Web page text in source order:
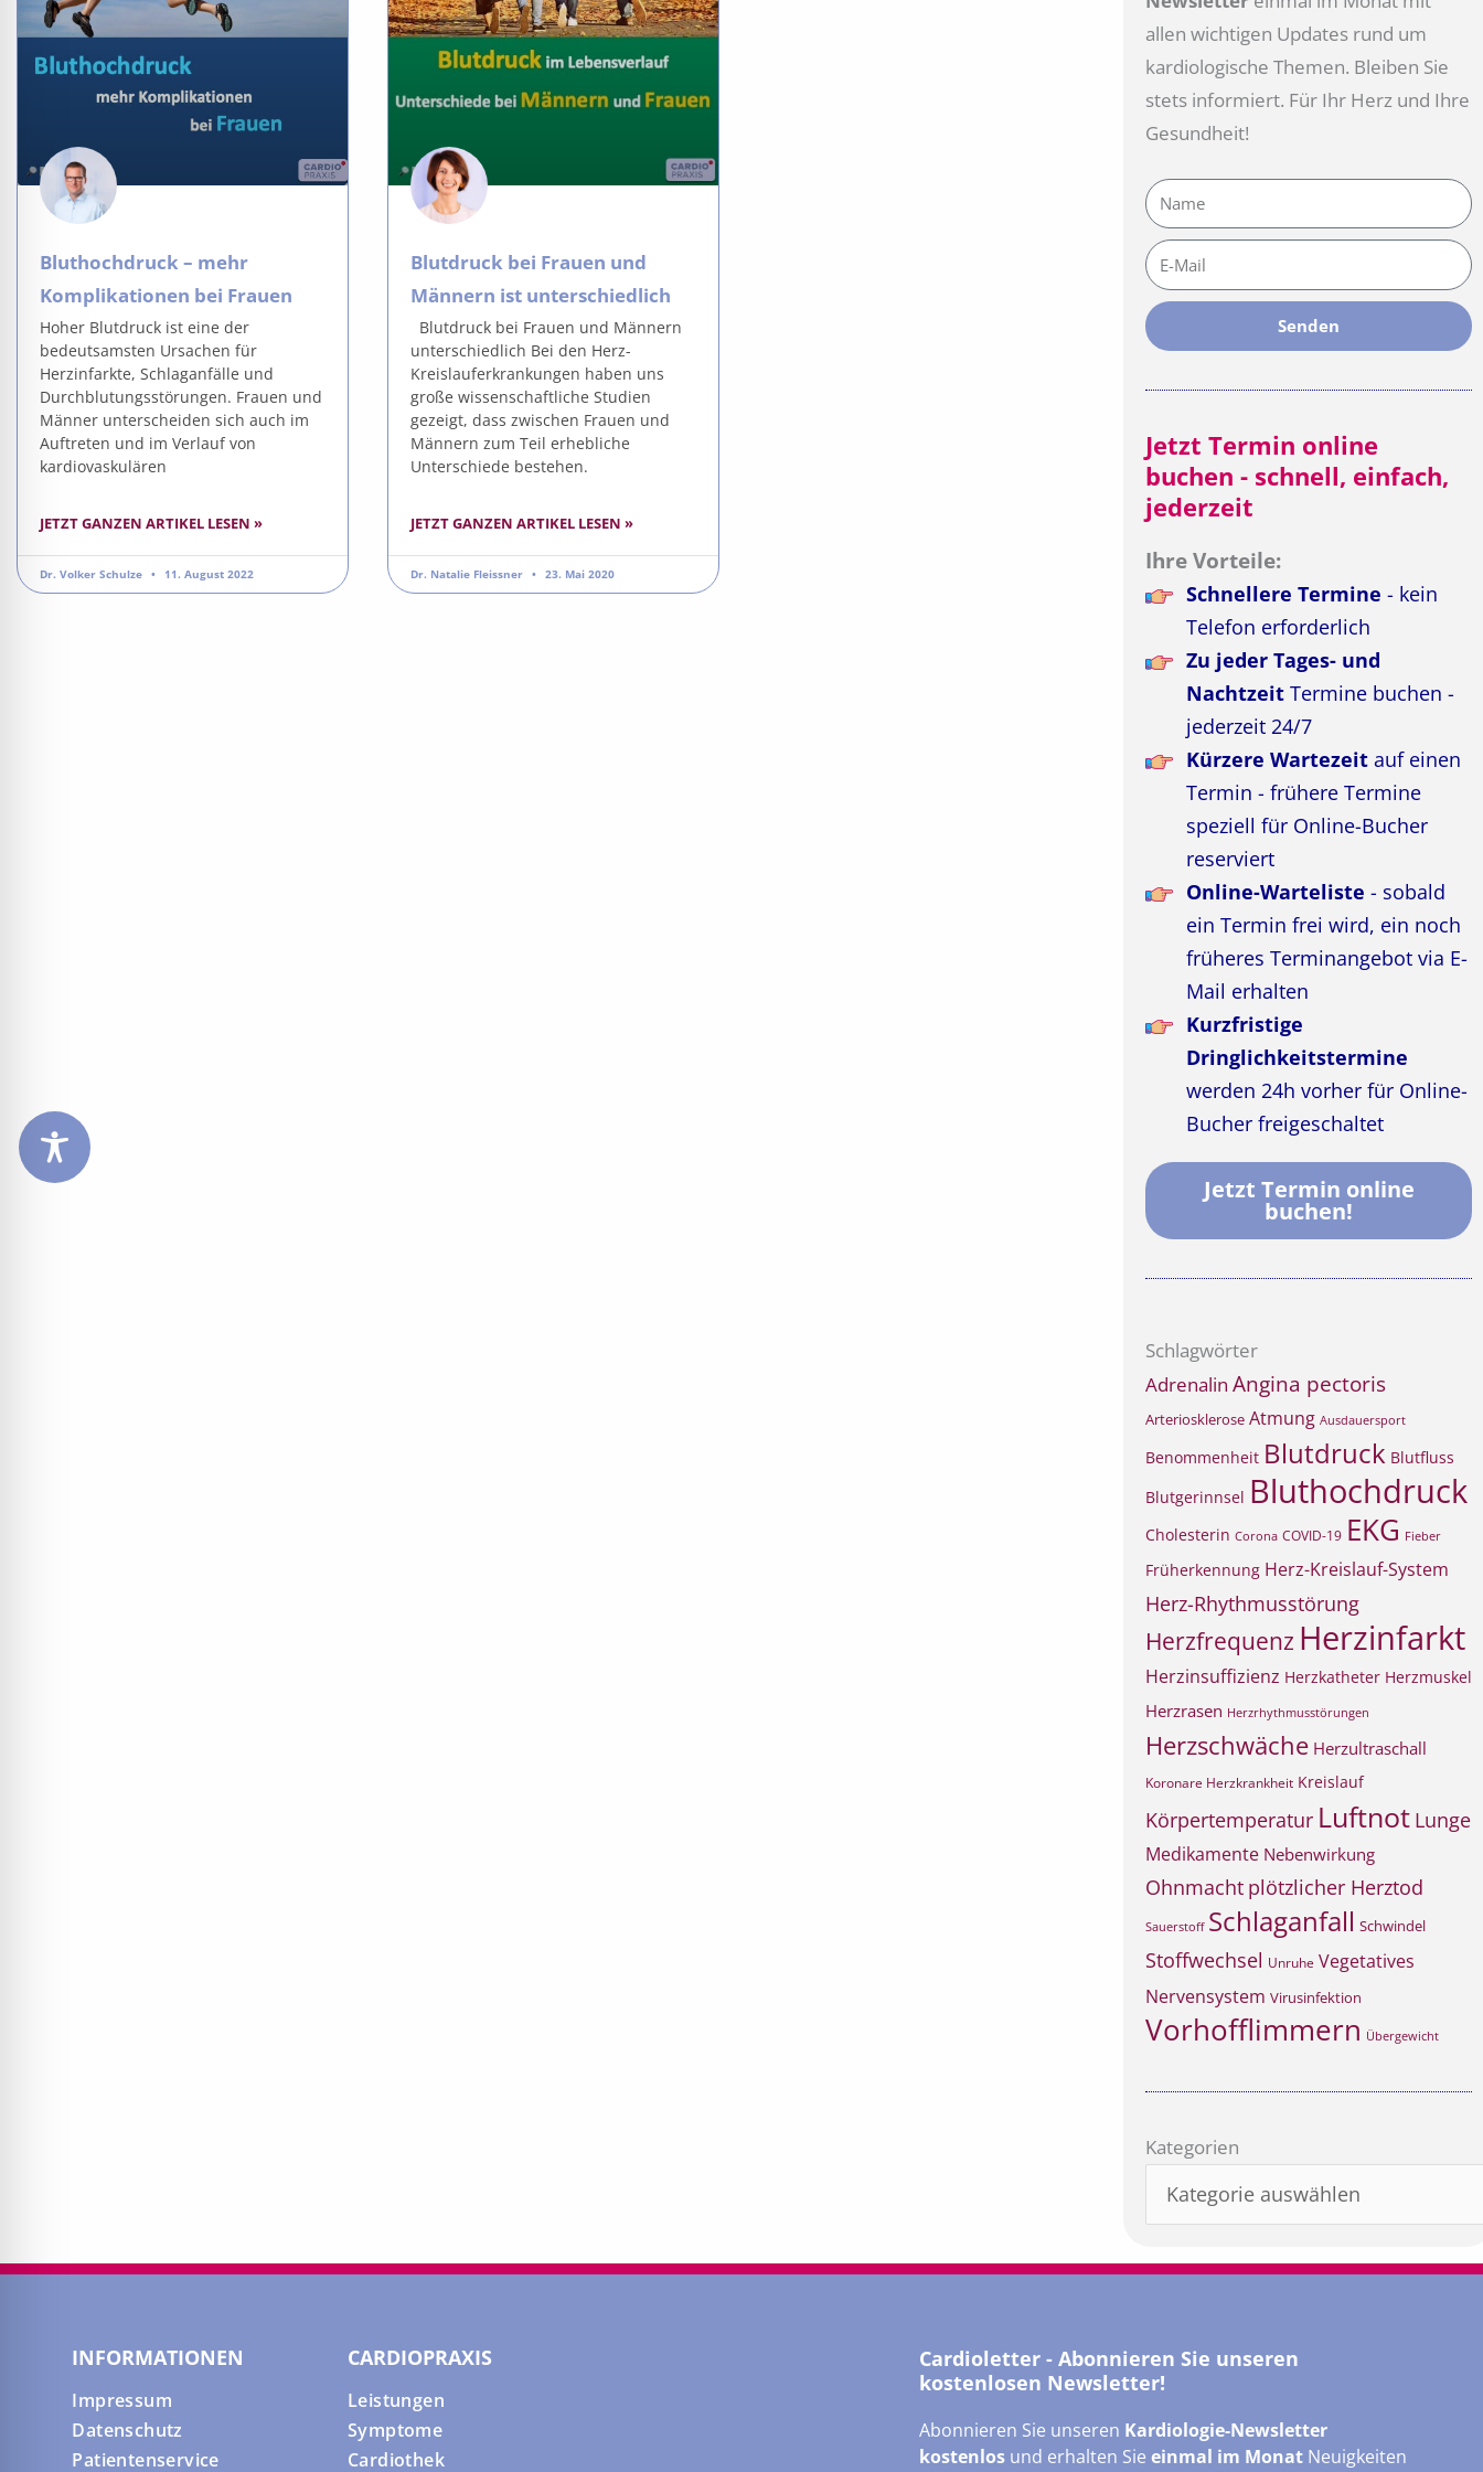
Bluthochdruck – mehr
Komplikationen bei Frauen
Hoher Blutdruck ist eine der
bedeutsamsten Ursachen für
Herzinfarkte, Schlaganfälle und
Durchblutungsstörungen. Frauen und
Männer unterscheiden sich auch im
Auftreten und im Verlauf von
kardiovaskulären
JETZT GANZEN ARTIKEL LESEN »
Dr. Volker Schulze 11. August 2022
Blutdruck bei Frauen und
Männern ist unterschiedlich
Blutdruck bei Frauen und Männern
unterschiedlich Bei den Herz-
Kreislauferkrankungen haben uns
große wissenschaftliche Studien
gezeigt, dass zwischen Frauen und
Männern zum Teil erhebliche
Unterschiede bestehen.
JETZT GANZEN ARTIKEL LESEN »
Dr. Natalie Fleissner 23. Mai 2020
allen wichtigen Updates rund um
kardiologische Themen. Bleiben Sie
stets informiert. Für Ihr Herz und Ihre
Gesundheit!
Name
E-
Mail
Senden
Jetzt Termin online
buchen - schnell, einfach,
jederzeit
Ihre Vorteile:
Schnellere Termine - kein
Telefon erforderlich
Zu jeder Tages- und
NachtzeitTermine buchen -
jederzeit 24/7
Kürzere Wartezeitauf einen
Termin - frühere Termine
speziell für Online-Bucher
reserviert
Online-Warteliste - sobald
ein Termin frei wird, ein noch
früheres Terminangebot via E-
Mail erhalten
Kurzfristige
Dringlichkeitstermine
werden 24h vorher für Online-
Bucher freigeschaltet
Jetzt Termin online
buchen!
Schlagwörter
Adrenalin Angina pectoris
Arteriosklerose Atmung Ausdauersport
Benommenheit Blutdruck Blutfluss
Blutgerinnsel Bluthochdruck
Cholesterin Corona COVID-19 EKG Fieber
Früherkennung Herz-Kreislauf-System
Herz-Rhythmusstörung
Herzfrequenz Herzinfarkt
Herzinsuffizienz Herzkatheter Herzmuskel
Herzrasen Herzrhythmusstörungen
Herzschwäche Herzultraschall
Koronare Herzkrankheit Kreislauf
Körpertemperatur Luftnot Lunge
Medikamente Nebenwirkung
Ohnmacht plötzlicher Herztod
Sauerstoff Schlaganfall Schwindel
Stoffwechsel Unruhe Vegetatives
Nervensystem Virusinfektion
Vorhofflimmern Übergewicht
Kategorien
Kategorien
INFORMATIONEN
Impressum
Datenschutz
Patientenservice
CARDIOPRAXIS
Leistungen
Symptome
Cardiothek
Cardioletter - Abonnieren Sie unseren
kostenlosen Newsletter!
Abonnieren Sie unseren Kardiologie-Newsletter
kostenlos und erhalten Sieeinmal im Monat Neuigkeiten